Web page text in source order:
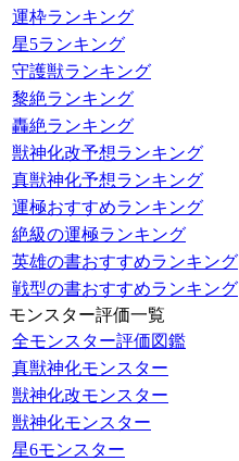
運枠ランキング
星5ランキング
守護獣ランキング
黎絶ランキング
轟絶ランキング
獣神化改予想ランキング
真獣神化予想ランキング
運極おすすめランキング
絶級の運極ランキング
英雄の書おすすめランキング
戦型の書おすすめランキング
モンスター評価一覧
全モンスター評価図鑑
真獣神化モンスター
獣神化改モンスター
獣神化モンスター
星6モンスター